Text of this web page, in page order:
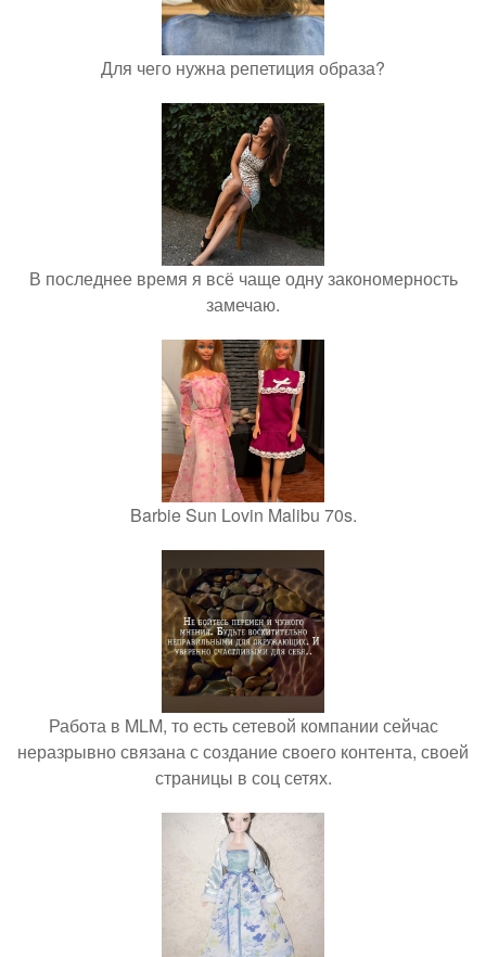
Для чего нужна репетиция образа?
В последнее время я всё чаще одну закономерность
замечаю.
Barbie Sun Lovin Malibu 70s.
Работа в MLM, то есть сетевой компании сейчас
неразрывно связана с создание своего контента, своей
страницы в соц сетях.